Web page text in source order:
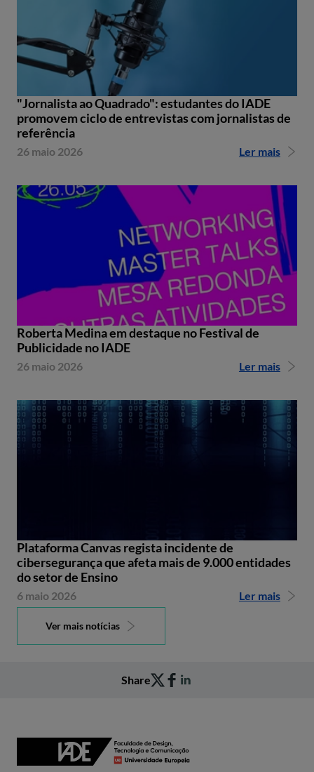
"Jornalista ao Quadrado": estudantes do IADE
promovem ciclo de entrevistas com jornalistas de
referência
26 maio 2026 Ler mais
Roberta Medina em destaque no Festival de
Publicidade no IADE
26 maio 2026 Ler mais
Plataforma Canvas regista incidente de
cibersegurança que afeta mais de 9.000 entidades
do setor de Ensino
6 maio 2026 Ler mais
Ver mais notícias
Share